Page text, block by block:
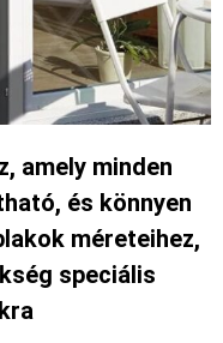
amely minden
és könnyen
méreteihez,
speciális